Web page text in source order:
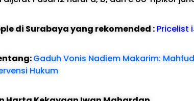
di Surabaya yang rekomended : Pricelist
Gaduh Vonis Nadiem Makarim:
Hukum